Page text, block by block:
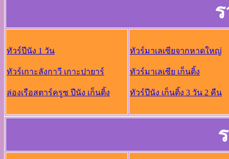
ทัวร์ปีนัง 1 วัน
ทัวร์เกาะลังกาวี เกาะปายาร์
ล่องเรือสตาร์ครูซ ปีนัง เก็นติ้ง
ทัวร์มาเลเซียจากหาดใหญ่
ทัวร์มาเลเซีย เก็นติ้ง
ทัวร์ปีนัง เก็นติ้ง 3 วัน 2 คืน